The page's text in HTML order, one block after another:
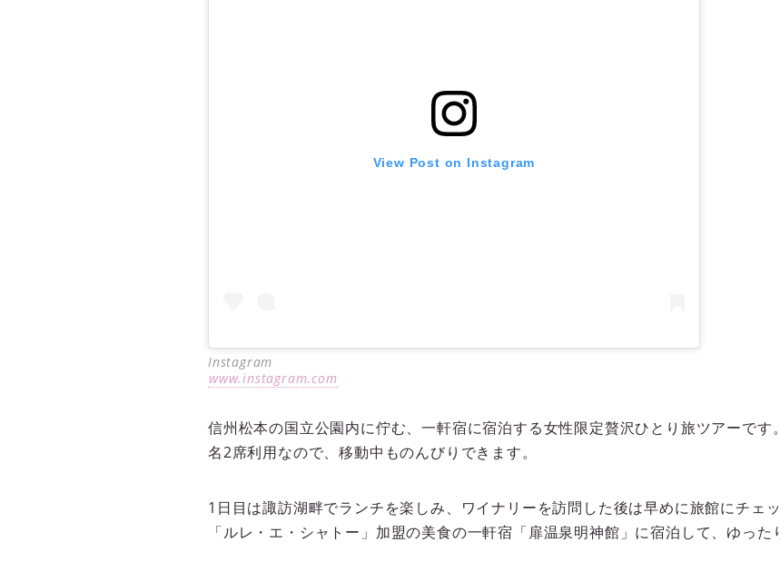
View Post on Instagram
Instagram
www.instagram.com
信州松本の国立公園内に佇む、一軒宿に宿泊する女性限定贅沢ひとり旅ツアーです
名2席利用なので、移動中ものんびりできます。
1日目は諏訪湖畔でランチを楽しみ、ワイナリーを訪問した後は早めに旅館にチェ
「ルレ・エ・シャトー」加盟の美食の一軒宿「扉温泉明神館」に宿泊して、ゆった